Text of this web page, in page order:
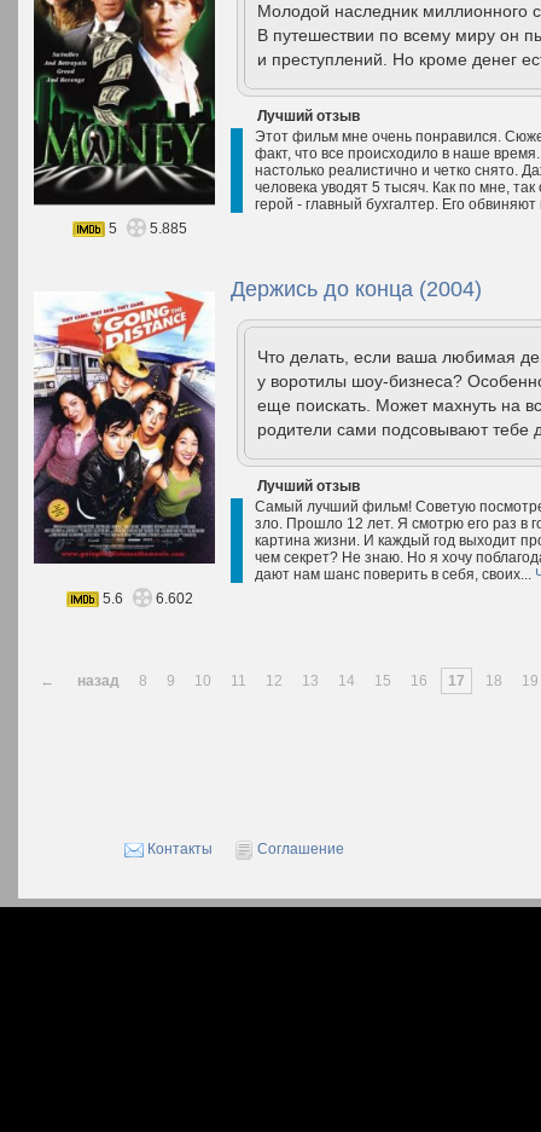
Молодой наследник миллионного
В путешествии по всему миру он
и преступлений. Но кроме денег
Лучший отзыв
Этот фильм мне очень понравился.
факт, что все происходило в наше
настолько реалистично и четко снято.
человека уводят 5 тысяч. Как по мне,
герой - главный бухгалтер. Его обвиняют
5
5.885
Держись до конца (2004)
Что делать, если ваша любимая
у воротилы шоу-бизнеса?
еще поискать. Может махнуть на
родители сами подсовывают тебе
Лучший отзыв
Самый лучший фильм! Советую
зло. Прошло 12 лет. Я смотрю его раз в
картина жизни. И каждый год выходит
чем секрет? Не знаю. Но я хочу
дают нам шанс поверить в себя, своих...
5.6
6.602
← назад 8 9 10 11 12 13 14 15 16 17 18 19
Контакты Соглашение